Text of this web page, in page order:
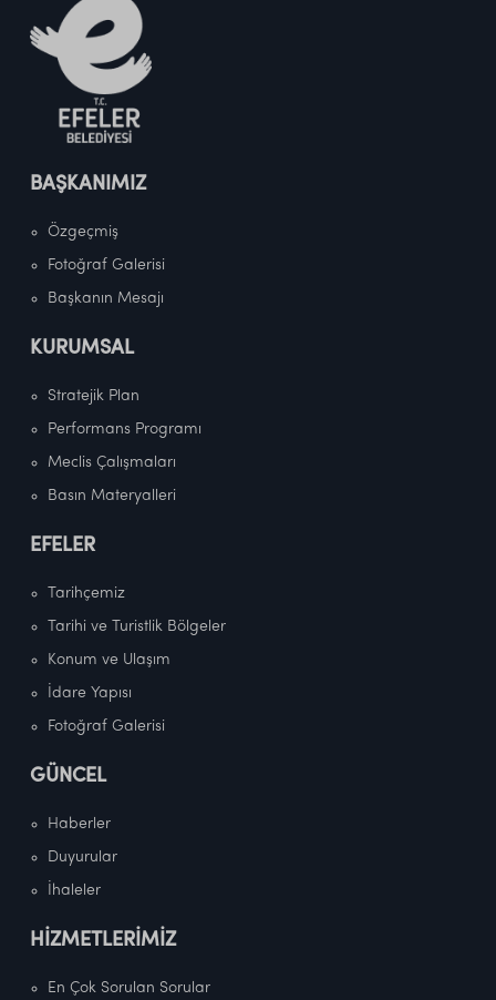
BAŞKANIMIZ
Özgeçmiş
Fotoğraf Galerisi
Başkanın Mesajı
KURUMSAL
Stratejik Plan
Performans Programı
Meclis Çalışmaları
Basın Materyalleri
EFELER
Tarihçemiz
Tarihi ve Turistlik Bölgeler
Konum ve Ulaşım
İdare Yapısı
Fotoğraf Galerisi
GÜNCEL
Haberler
Duyurular
İhaleler
HİZMETLERİMİZ
En Çok Sorulan Sorular